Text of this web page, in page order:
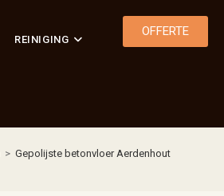
REINIGING
OFFERTE
> Gepolijste betonvloer Aerdenhout